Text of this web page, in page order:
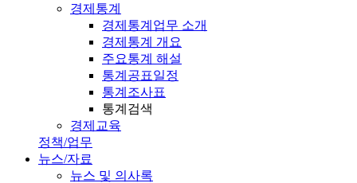
경제통계
경제통계업무 소개
경제통계 개요
주요통계 해설
통계공표일정
통계조사표
통계검색
경제교육
정책/업무
뉴스/자료
뉴스 및 의사록